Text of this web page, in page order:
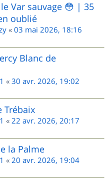
Var sauvage 😳 | 35
oublié
« 03 mai 2026, 18:16
Blanc de
« 30 avr. 2026, 19:02
Trébaix
« 22 avr. 2026, 20:17
la Palme
« 20 avr. 2026, 19:04